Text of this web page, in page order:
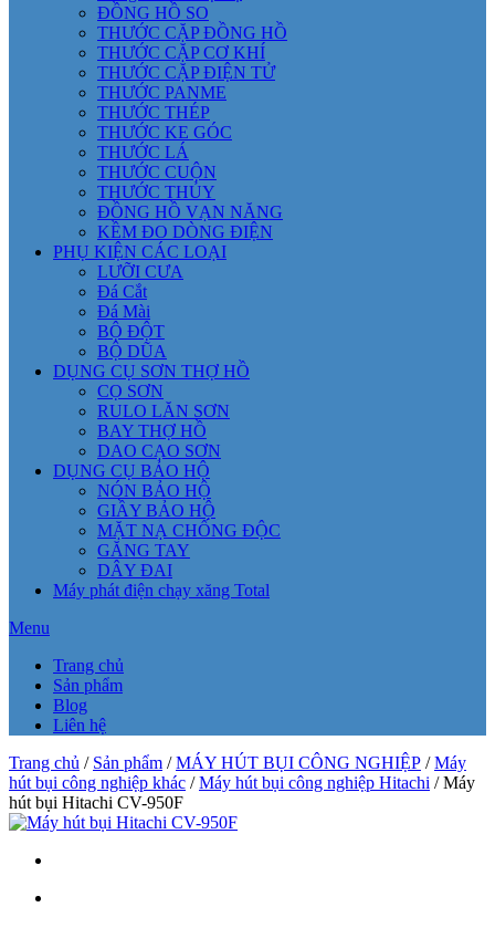
ĐỒNG HỒ SO
THƯỚC CẶP ĐỒNG HỒ
THƯỚC CẶP CƠ KHÍ
THƯỚC CẶP ĐIỆN TỬ
THƯỚC PANME
THƯỚC THÉP
THƯỚC KE GÓC
THƯỚC LÁ
THƯỚC CUỘN
THƯỚC THỦY
ĐỒNG HỒ VẠN NĂNG
KỀM ĐO DÒNG ĐIỆN
PHỤ KIỆN CÁC LOẠI
LƯỠI CƯA
Đá Cắt
Đá Mài
BỘ ĐỘT
BỘ DŨA
DỤNG CỤ SƠN THỢ HỒ
CỌ SƠN
RULO LĂN SƠN
BAY THỢ HỒ
DAO CẠO SƠN
DỤNG CỤ BẢO HỘ
NÓN BẢO HỘ
GIẦY BẢO HỘ
MẶT NẠ CHỐNG ĐỘC
GĂNG TAY
DÂY ĐAI
Máy phát điện chạy xăng Total
Menu
Trang chủ
Sản phẩm
Blog
Liên hệ
Trang chủ / Sản phẩm /MÁY HÚT BỤI CÔNG NGHIỆP /Máy
hút bụi công nghiệp khác /Máy hút bụi công nghiệp Hitachi / Máy
hút bụi Hitachi CV-950F